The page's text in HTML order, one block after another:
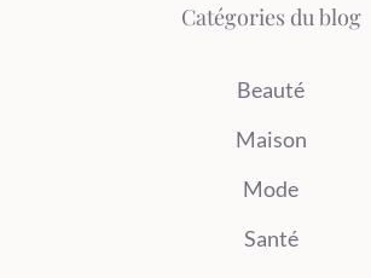
Catégories du blog
Beauté
Maison
Mode
Santé